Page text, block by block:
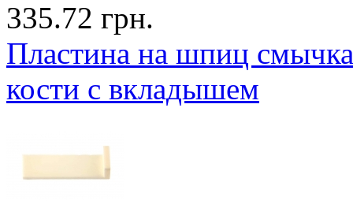
335.72 грн.
Пластина на шпиц
кости с вкладышем